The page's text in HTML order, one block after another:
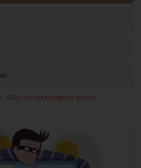
МФЦ не ликвидирует долги!